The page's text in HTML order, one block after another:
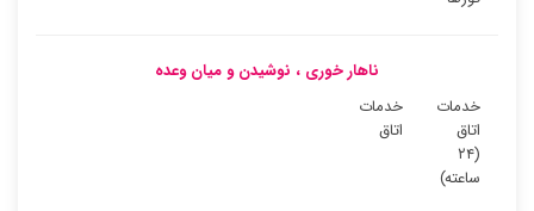
ناهار خوری ، نوشیدن و میان وعده
خدمات
اتاق
(۲۴
ساعته)
خدمات
اتاق